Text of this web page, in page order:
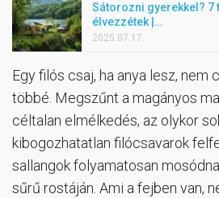
Sátorozni gyerekkel? 7
élvezzétek |…
2025.07.17.
Egy filós csaj, ha anya lesz, nem
többé. Megszűnt a magányos
céltalan elmélkedés, az olykor
kibogozhatatlan filócsavarok
sallangok folyamatosan
sűrű rostáján. Ami a fejben van,